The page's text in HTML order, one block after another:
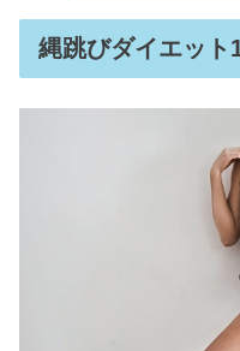
ダイエ
減り始
ホワ
用芸
マル
い？
縄跳びダイエット